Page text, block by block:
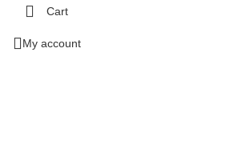
Cart
My account